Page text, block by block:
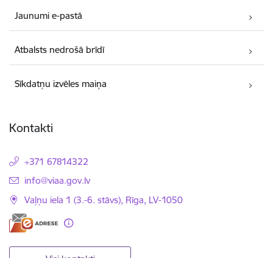
Jaunumi e-pastā
Atbalsts nedrošā brīdī
Sīkdatņu izvēles maiņa
Kontakti
+371 67814322
E-pasts:
info@viaa.gov.lv
Vaļņu iela 1 (3.-6. stāvs), Rīga, LV-1050